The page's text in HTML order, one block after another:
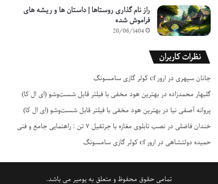
راز نام گذاری روستاها | داستان ها و ریشه های
فراموش شده
20/06/1404
نظرات کاربران
جانان سپهری در ارور cf کولر گازی سامسونگ
گلبهار محمدزاده دربهترین هود مخفی با فیلتر قابل شست‌وشو (ای ال کا)
پروانه آصفی نیا دربهترین هود مخفی با فیلتر قابل شست‌وشو (ای ال کا)
خندان فاضلی درنصب تابلوی مغازه با جرثقیل ۷ تن : راهنمایی جامع و فنی
حمیده دولتشاهی در ارور cf کولر گازی سامسونگ
تمامی حقوق محفوظ و متعلق به یومیر می باشد.